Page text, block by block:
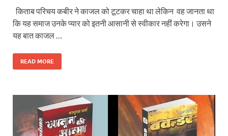
किताब परिचय कबीर ने काजल को टूटकर चाहा था लेकिन वह जानता था
कि यह समाज उनके प्यार को इतनी आसानी से स्वीकार नहीं करेगा। उसने
यह बात काजल …
READ MORE